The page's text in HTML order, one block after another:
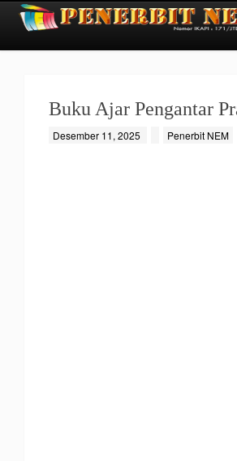
Buku Ajar Pengantar
Desember 11, 2025 Penerbit NEM